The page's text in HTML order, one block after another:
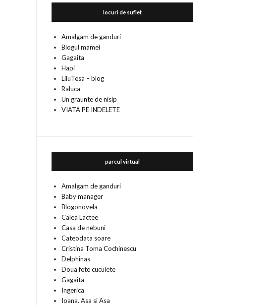
locuri de suflet
Amalgam de ganduri
Blogul mamei
Gagaita
Hapi
LiluTesa – blog
Raluca
Un graunte de nisip
VIATA PE INDELETE
parcul virtual
Amalgam de ganduri
Baby manager
Blogonovela
Calea Lactee
Casa de nebuni
Cateodata soare
Cristina Toma Cochinescu
Delphinas
Doua fete cucuiete
Gagaita
Ingerica
Ioana. Asa si Asa